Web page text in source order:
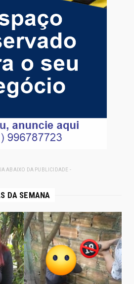
ABAIXO DA PUBLICIDADE -
DA SEMANA